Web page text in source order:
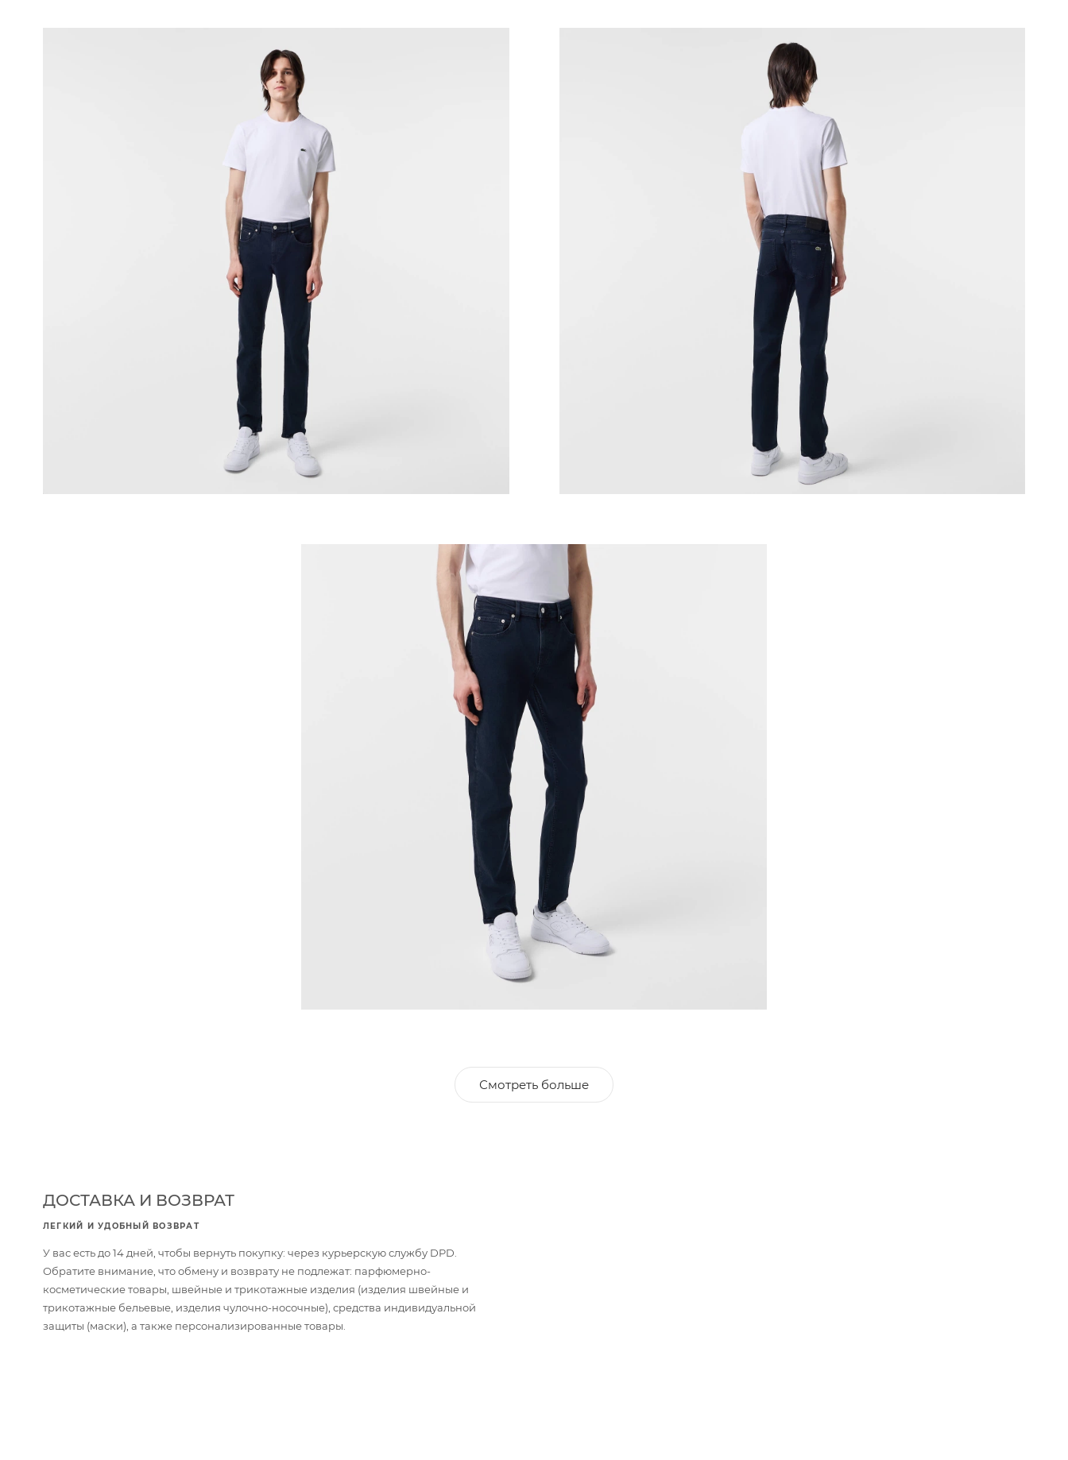
Смотреть больше
ДОСТАВКА И ВОЗВРАТ
ЛЕГКИЙ И УДОБНЫЙ ВОЗВРАТ
У вас есть до 14 дней, чтобы вернуть покупку: через курьерскую службу DPD.
Обратите внимание, что обмену и возврату не подлежат: парфюмерно-
косметические товары, швейные и трикотажные изделия (изделия швейные и
трикотажные бельевые, изделия чулочно-носочные), средства индивидуальной
защиты (маски), а также персонализированные товары.